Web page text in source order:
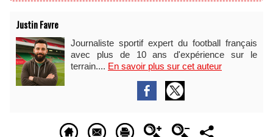
Justin Favre
Journaliste sportif expert du football français
avec plus de 10 ans d'expérience sur le
terrain.... En savoir plus sur cet auteur